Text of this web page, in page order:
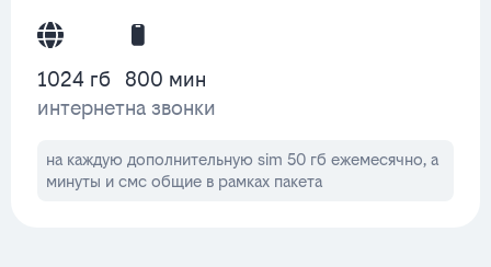
1024 гб
интернет
800 мин
на звонки
на каждую дополнительную sim 50 гб ежемесячно, а
минуты и смс общие в рамках пакета